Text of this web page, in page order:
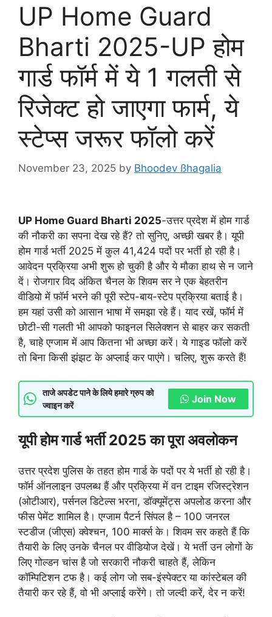
UP Home Guard
Bharti 2025-UP होम
गार्ड फॉर्म में ये 1 गलती से
रिजेक्ट हो जाएगा फार्म, ये
स्टेप्स जरूर फॉलो करें
November 23, 2025 by Bhoodev ßhagalia
UP Home Guard Bharti 2025-उत्तर प्रदेश में होम गार्ड
की नौकरी का सपना देख रहे हैं? तो सुनिए, अच्छी खबर है। यूपी
होम गार्ड भर्ती 2025 में कुल 41,424 पदों पर भर्ती हो रही है।
आवेदन प्रक्रिया अभी शुरू हो चुकी है और ये मौका हाथ से न जाने
दें। रोजगार विद अंकित चैनल के शिवम सर ने एक बेहतरीन
वीडियो में फॉर्म भरने की पूरी स्टेप-बाय-स्टेप प्रक्रिया बताई है।
हम यहां उसी को आसान भाषा में समझा रहे हैं। याद रखें, फॉर्म में
छोटी-सी गलती भी आपको फाइनल सिलेक्शन से बाहर कर सकती
है, चाहे एग्जाम में आप कितना भी अच्छा करें। ये गाइड फॉलो करें
तो बिना किसी झंझट के अप्लाई कर पाएंगे। चलिए, शुरू करते हैं!
ताजे अपडेट पाने के लिये हमारे ग्रुप को
ज्वाइन करें
Join Now
यूपी होम गार्ड भर्ती 2025 का पूरा अवलोकन
उत्तर प्रदेश पुलिस के तहत होम गार्ड के पदों पर ये भर्ती हो रही है।
फॉर्म ऑनलाइन उपलब्ध हैं और प्रक्रिया में वन टाइम रजिस्ट्रेशन
(ओटीआर), पर्सनल डिटेल्स भरना, डॉक्यूमेंट्स अपलोड करना और
फीस पेमेंट शामिल है। एग्जाम पैटर्न सिंपल है – 100 जनरल
स्टडीज (जीएस) क्वेश्चन, 100 मार्क्स के। शिवम सर कहते हैं कि
तैयारी के लिए उनके चैनल पर वीडियोज देखें। ये भर्ती उन लोगों के
लिए गोल्डन चांस है जो सरकारी नौकरी चाहते हैं, लेकिन
कॉम्पिटिशन टफ है। कई लोग जो सब-इंस्पेक्टर या कांस्टेबल की
तैयारी कर रहे हैं, वो भी अप्लाई करेंगे। तो जल्दी करें, देर न करें!